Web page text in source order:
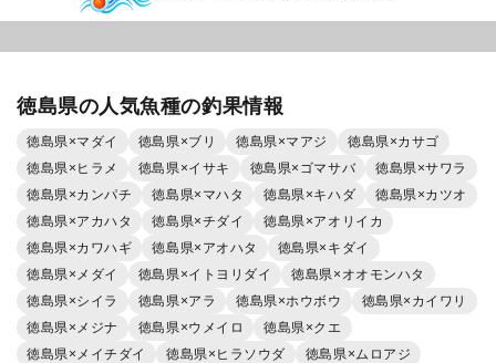
徳島県の人気魚種の釣果情報
徳島県×マダイ 徳島県×ブリ 徳島県×マアジ
徳島県×カサゴ
徳島県×ヒラメ
徳島県×イサキ 徳島県×ゴマサバ
徳島県×サワラ
徳島県×カンパチ
徳島県×マハタ 徳島県×キハダ
徳島県×カツオ
徳島県×アカハタ
徳島県×チダイ
徳島県×アオリイカ
徳島県×カワハギ
徳島県×アオハタ
徳島県×キダイ
徳島県×メダイ
徳島県×イトヨリダイ
徳島県×オオモンハタ
徳島県×シイラ
徳島県×アラ 徳島県×ホウボウ
徳島県×カイワリ
徳島県×メジナ
徳島県×ウメイロ
徳島県×クエ
徳島県×メイチダイ
徳島県×ヒラソウダ
徳島県×ムロアジ